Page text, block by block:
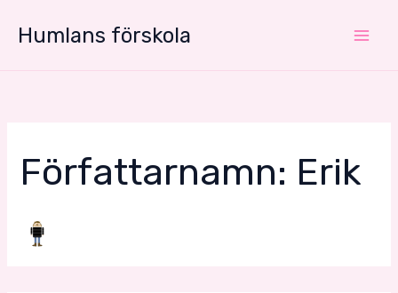
Humlans förskola
Författarnamn: Erik